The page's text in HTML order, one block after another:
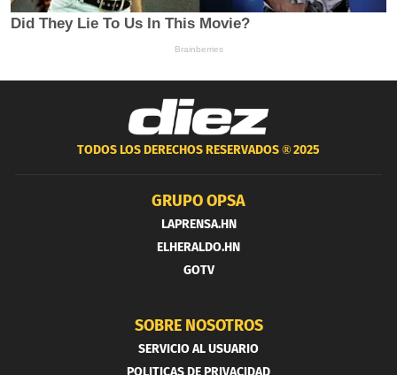
TODOS LOS DERECHOS RESERVADOS ®2025
GRUPO OPSA
LAPRENSA.HN
ELHERALDO.HN
GOTV
SOBRE NOSOTROS
SERVICIO AL USUARIO